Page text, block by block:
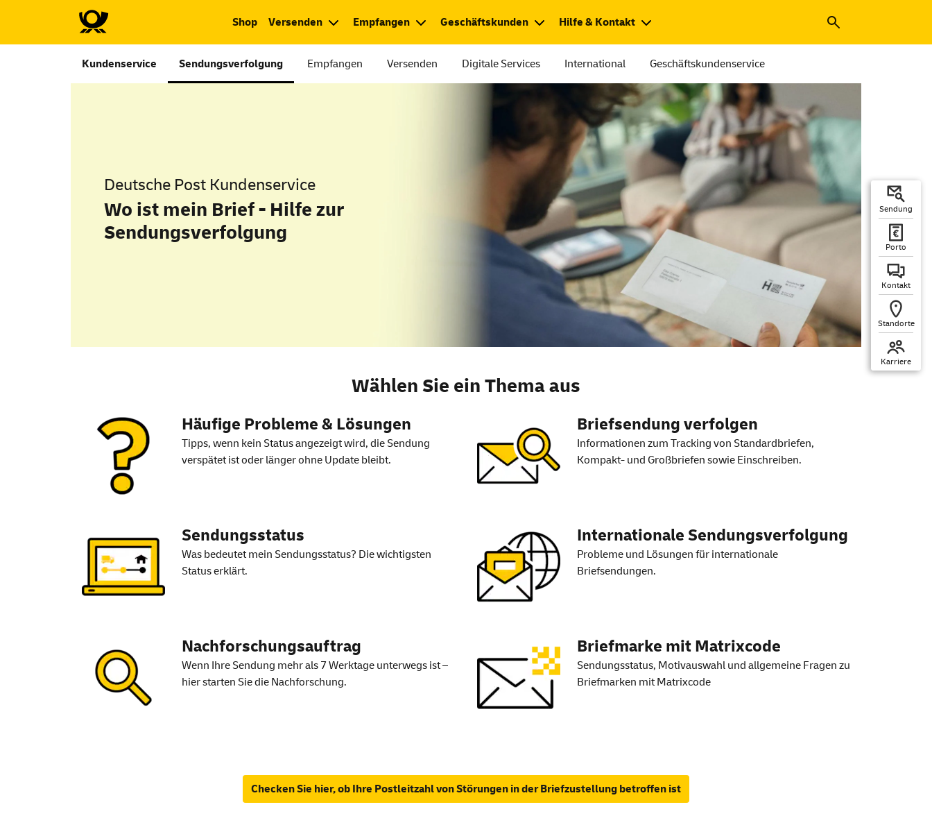
Shop Versenden Empfangen Geschäftskunden Hilfe & Kontakt
Kundenservice Sendungsverfolgung Empfangen Versenden DigitaleServices International Geschäftskundenservice
Sendung
Porto
Kontakt
Standorte
Karriere
Deutsche Post Kundenservice
Wo ist mein Brief - Hilfe zur
Sendungsverfolgung
Wo ist mein Brief – Hilfe zur Sendungsverfolgung
Wählen Sie ein Thema aus
Häufige Probleme & Lösungen
Tipps, wenn kein Status angezeigt wird, die Sendung
verspätet ist oder länger ohne Update bleibt.
Briefsendung verfolgen
Informationen zum Tracking von Standardbriefen,
Kompakt‑ und Großbriefen sowie Einschreiben.
Sendungsstatus
Was bedeutet mein Sendungsstatus? Die wichtigsten
Status erklärt.
Internationale Sendungsverfolgung
Probleme und Lösungen für internationale
Briefsendungen.
Nachforschungsauftrag
Wenn Ihre Sendung mehr als 7 Werktage unterwegs ist –
hier starten Sie die Nachforschung.
Briefmarke mit Matrixcode
Sendungsstatus, Motivauswahl und allgemeine Fragen zu
Briefmarken mit Matrixcode
Checken Sie hier, ob Ihre Postleitzahl von Störungen in der Briefzustellung betroffen ist